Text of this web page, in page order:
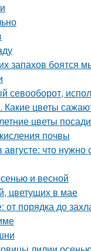
запахов боятся
севооборот,
Какие цветы
цветы
почвы
что нужно
и весной
цветущих в мае
порядка до